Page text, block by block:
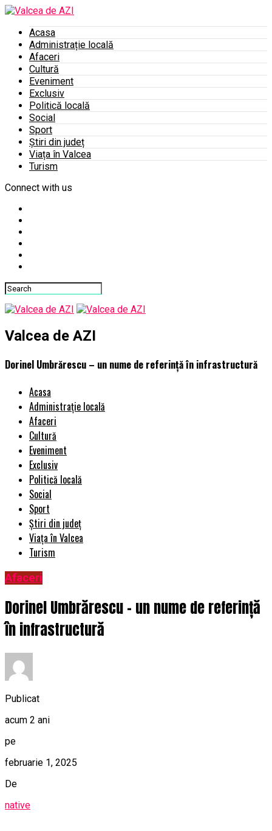
Acasa
Administrație locală
Afaceri
Cultură
Eveniment
Exclusiv
Politică locală
Social
Sport
Știri din județ
Viața în Valcea
Turism
Connect with us
Valcea de AZI
Dorinel Umbrărescu – un nume de referință în infrastructură
Acasa
Administrație locală
Afaceri
Cultură
Eveniment
Exclusiv
Politică locală
Social
Sport
Știri din județ
Viața în Valcea
Turism
Afaceri
Dorinel Umbrărescu – un nume de referință
în infrastructură
Publicat
acum 2 ani
pe
februarie 1, 2025
De
native